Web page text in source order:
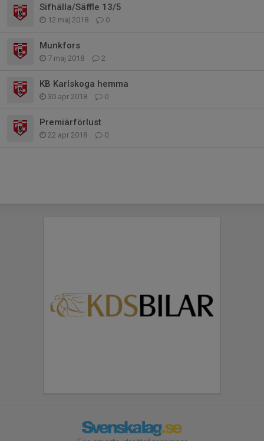
Sifhälla/Säffle 13/5
12 maj 2018 0
Munkfors
7 maj 2018 2
KB Karlskoga hemma
30 apr 2018 0
Premiärförlust
22 apr 2018 0